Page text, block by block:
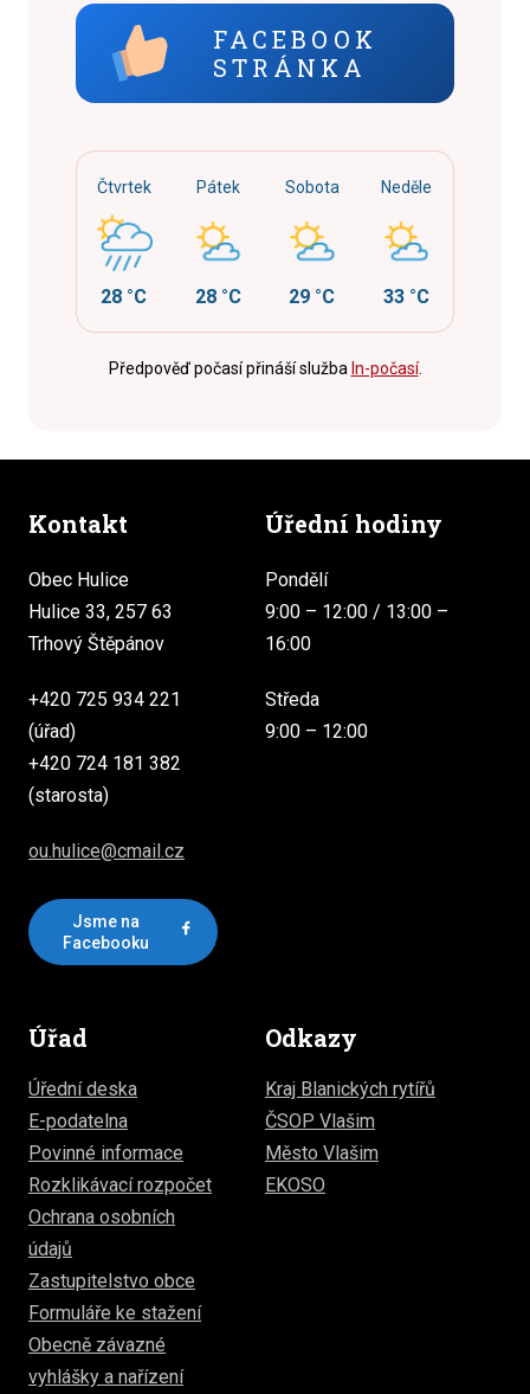
FACEBOOK
STRÁNKA
Čtvrtek
28 °C
Pátek
28 °C
Sobota
29 °C
Neděle
33 °C
Předpověď počasí přináší služba In-počasí.
Kontakt
Obec Hulice
Hulice 33, 257 63
Trhový Štěpánov
+420 725 934 221
(úřad)
+420 724 181 382
(starosta)
ou.hulice@cmail.cz
Jsme na
Facebooku
Úřední hodiny
Pondělí
9:00 – 12:00 / 13:00 –
16:00
Středa
9:00 – 12:00
Úřad
Úřední deska
E-podatelna
Povinné informace
Rozklikávací rozpočet
Ochrana osobních
údajů
Zastupitelstvo obce
Formuláře ke stažení
Obecně závazné
vyhlášky a nařízení
Odkazy
Kraj Blanických rytířů
ČSOP Vlašim
Město Vlašim
EKOSO